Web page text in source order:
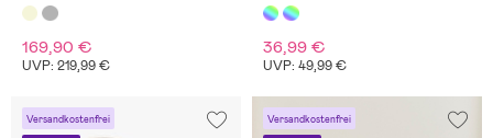
Beige
169,90 €
UVP: 219,99 €
36,99 €
UVP: 49,99 €
Versandkostenfrei Versandkostenfrei